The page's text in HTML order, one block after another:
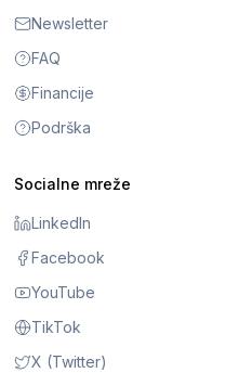
Newsletter
FAQ
Financije
Podrška
Socialne mreže
LinkedIn
Facebook
YouTube
TikTok
X (Twitter)